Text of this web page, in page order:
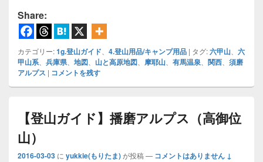
み
中…
Share:
カテゴリー:1g.登山ガイド 4.登山用品/キャンプ用品 | タグ:六甲山
六
甲山系
兵庫県 地図 山と高原地図 摩耶山 有馬温泉 関西
須磨
アルプス | コメントを残す
【登山ガイド】播磨アルプス（高御位
山）
2016-03-03 に yukkie(もりたま)が投稿 — コメントはありません ↓